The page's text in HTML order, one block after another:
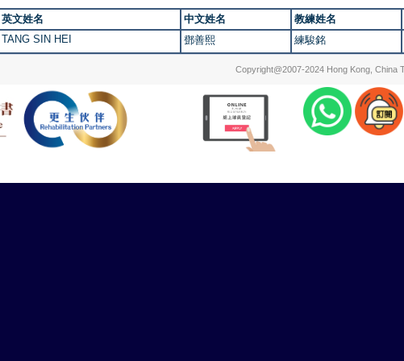
英文姓名 中文姓名 教練姓名
TANG SIN HEI
鄧善熙 練駿銘